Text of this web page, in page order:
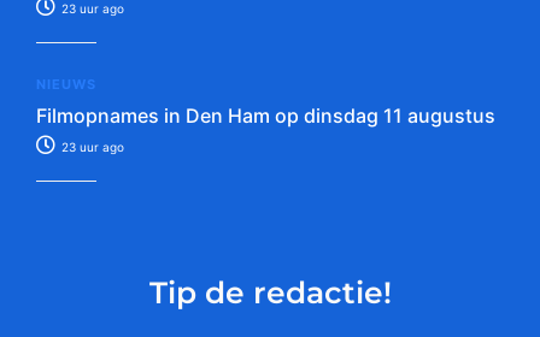
23 uur ago
NIEUWS
Filmopnames in Den Ham op dinsdag 11 augustus
23 uur ago
Tip de redactie!